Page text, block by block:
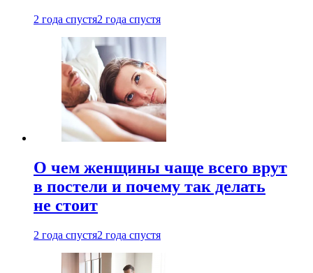
2 года спустя2 года спустя
О чем женщины чаще всего врут
в постели и почему так делать
не стоит
2 года спустя2 года спустя